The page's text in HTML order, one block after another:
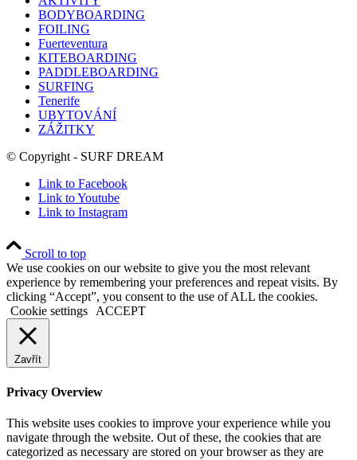
BODYBOARDING
FOILING
Fuerteventura
KITEBOARDING
PADDLEBOARDING
SURFING
Tenerife
UBYTOVÁNÍ
ZÁŽITKY
© Copyright - SURF DREAM
Link to Facebook
Link to Youtube
Link to Instagram
Scroll to top
We use cookies on our website to give you the most relevant
experience by remembering your preferences and repeat visits. By
clicking “Accept”, you consent to the use of ALL the cookies.
Cookie settings
ACCEPT
Zavřít
Privacy Overview
This website uses cookies to improve your experience while you
navigate through the website. Out of these, the cookies that are
categorized as necessary are stored on your browser as they are